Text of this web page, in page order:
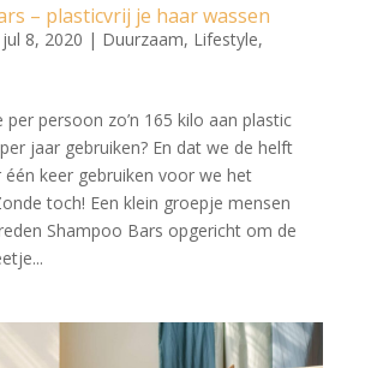
– plasticvrij je haar wassen
jul 8, 2020 | Duurzaam, Lifestyle,
persoon zo’n 165 kilo aan plastic
jaar gebruiken? En dat we de helft
één keer gebruiken voor we het
toch! Een klein groepje mensen
Shampoo Bars opgericht om de